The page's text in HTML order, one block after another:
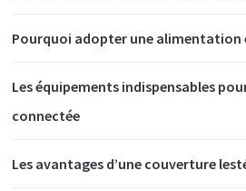
Pourquoi adopter une alimentation
Les équipements indispensables
connectée
Les avantages d’une couverture